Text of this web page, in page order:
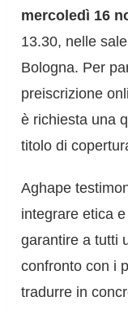
mercoledì 16
13.30, nelle
Bologna. Per
preiscrizione
è richiesta una
titolo di
Aghape
integrare etica
garantire a tutti
confronto con i
tradurre in